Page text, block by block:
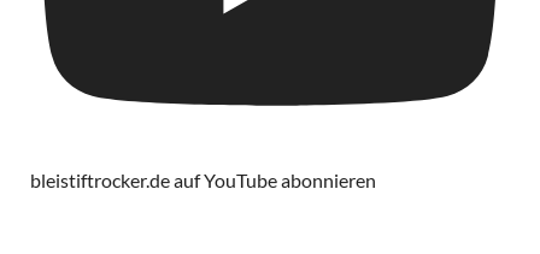
bleistiftrocker.de auf YouTube abonnieren